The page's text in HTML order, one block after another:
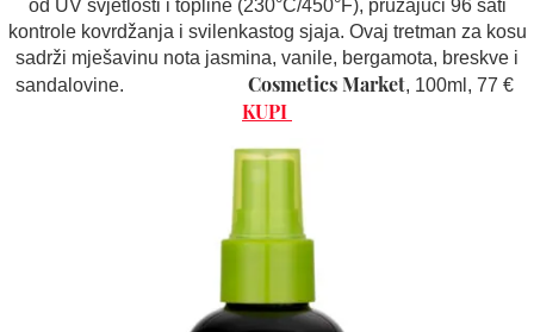
od UV svjetlosti i topline (230°C/450°F), pružajući 96 sati
kontrole kovrdžanja i svilenkastog sjaja. Ovaj tretman za kosu
sadrži mješavinu nota jasmina, vanile, bergamota, breskve i
sandalovine. Cosmetics Market, 100ml, 77 €
KUPI